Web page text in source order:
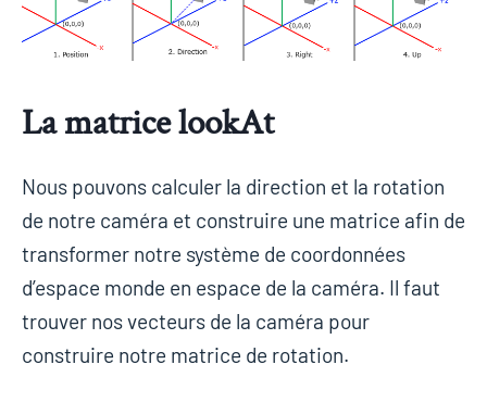
La matrice lookAt
Nous pouvons calculer la direction et la rotation
de notre caméra et construire une matrice afin de
transformer notre système de coordonnées
d’espace monde en espace de la caméra. Il faut
trouver nos vecteurs de la caméra pour
construire notre matrice de rotation.